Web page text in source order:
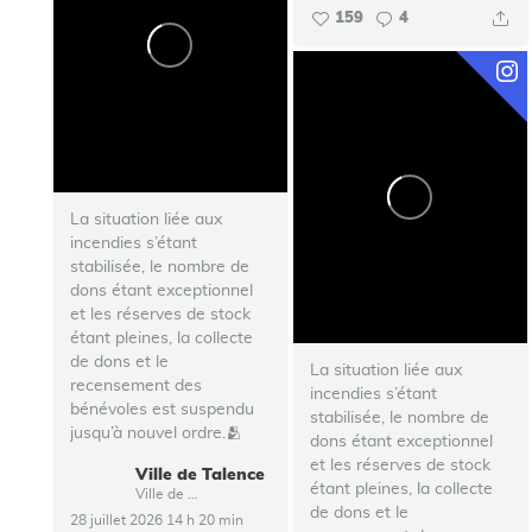
159 4
La situation liée aux
incendies s’étant
stabilisée, le nombre de
dons étant exceptionnel
et les réserves de stock
étant pleines, la collecte
de dons et le
recensement des
bénévoles est suspendu
jusqu’à nouvel ordre.🫂
Ville de Talence
28 juillet 2026 14 h 20 min
La situation liée aux
incendies s’étant
stabilisée, le nombre de
dons étant exceptionnel
et les réserves de stock
étant pleines, la collecte
de dons et le